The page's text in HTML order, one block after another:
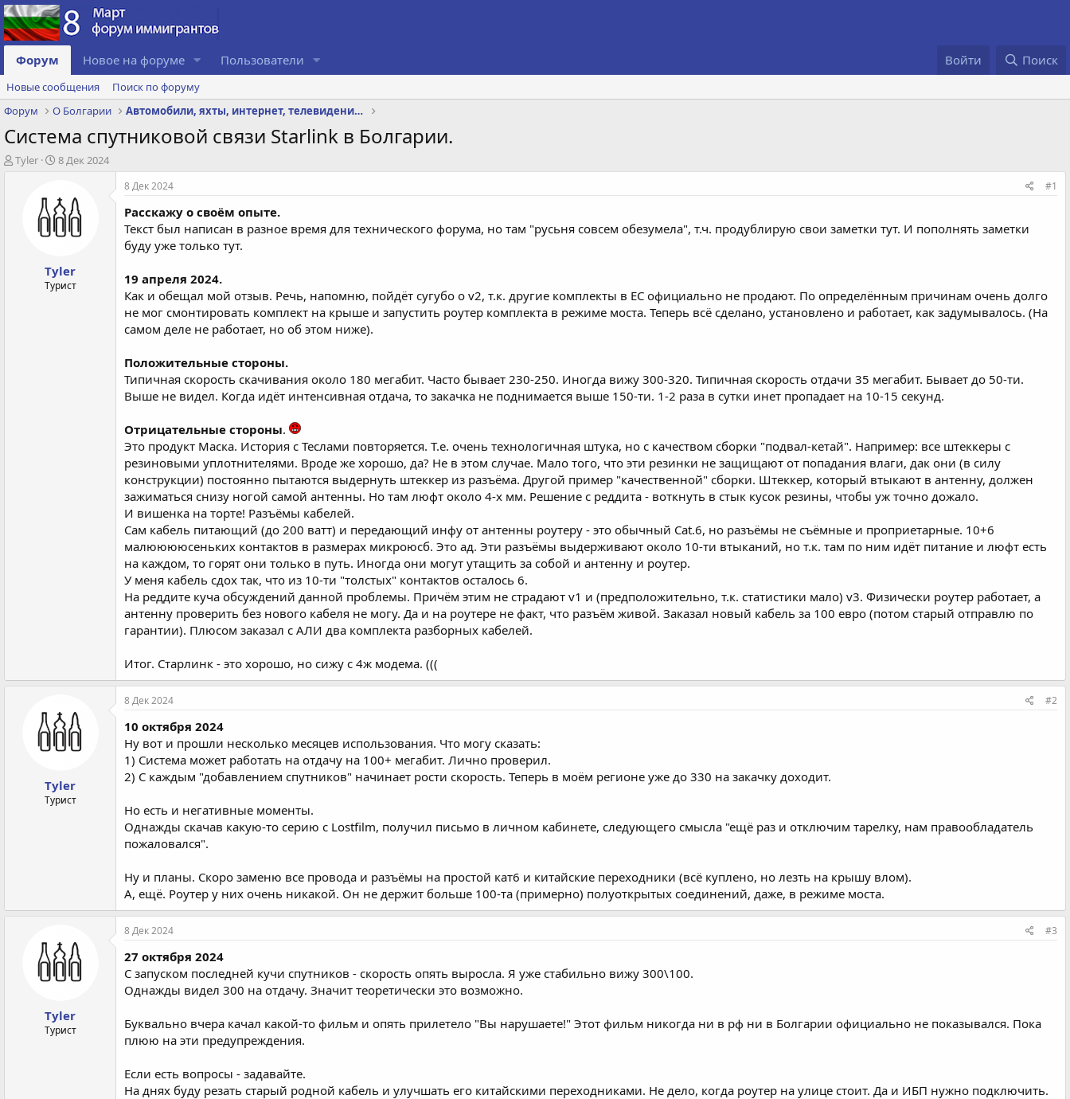
Форум Новое на форуме Пользователи Войти Поиск
Новые сообщения
Поиск по форуму
Форум
О Болгарии Автомобили, яхты, интернет, телевидение, телефон
Система спутниковой связи Starlink в Болгарии.
А
Tyler
Д
а
с
о
а
н
8 Дек 2024
Tyler
Турист
8 Дек 2024 #1
Расскажу о своём опыте.
Текст был написан в разное время для технического форума, но там "русьня совсем обезумела", т.ч. продублирую свои заметки тут. И пополнять заметки
буду уже только тут.
19 апреля 2024.
Как и обещал мой отзыв. Речь, напомню, пойдёт сугубо о v2, т.к. другие комплекты в ЕС официально не продают. По определённым причинам очень долго
не мог смонтировать комплект на крыше и запустить роутер комплекта в режиме моста. Теперь всё сделано, установлено и работает, как задумывалось. (На
самом деле не работает, но об этом ниже).
Положительные стороны.
Типичная скорость скачивания около 180 мегабит. Часто бывает 230-250. Иногда вижу 300-320. Типичная скорость отдачи 35 мегабит. Бывает до 50-ти.
Выше не видел. Когда идёт интенсивная отдача, то закачка не поднимается выше 150-ти. 1-2 раза в сутки инет пропадает на 10-15 секунд.
Отрицательные стороны.
Это продукт Маска. История с Теслами повторяется. Т.е. очень технологичная штука, но с качеством сборки "подвал-кетай". Например: все штеккеры с
резиновыми уплотнителями. Вроде же хорошо, да? Не в этом случае. Мало того, что эти резинки не защищают от попадания влаги, дак они (в силу
конструкции) постоянно пытаются выдернуть штеккер из разъёма. Другой пример "качественной" сборки. Штеккер, который втыкают в антенну, должен
зажиматься снизу ногой самой антенны. Но там люфт около 4-х мм. Решение с реддита - воткнуть в стык кусок резины, чтобы уж точно дожало.
И вишенка на торте! Разъёмы кабелей.
Сам кабель питающий (до 200 ватт) и передающий инфу от антенны роутеру - это обычный Cat.6, но разъёмы не съёмные и проприетарные. 10+6
малююююсеньких контактов в размерах микроюсб. Это ад. Эти разъёмы выдерживают около 10-ти втыканий, но т.к. там по ним идёт питание и люфт есть
на каждом, то горят они только в путь. Иногда они могут утащить за собой и антенну и роутер.
У меня кабель сдох так, что из 10-ти "толстых" контактов осталось 6.
На реддите куча обсуждений данной проблемы. Причём этим не страдают v1 и (предположительно, т.к. статистики мало) v3. Физически роутер работает, а
антенну проверить без нового кабеля не могу. Да и на роутере не факт, что разъём живой. Заказал новый кабель за 100 евро (потом старый отправлю по
гарантии). Плюсом заказал с АЛИ два комплекта разборных кабелей.
Итог. Старлинк - это хорошо, но сижу с 4ж модема. (((
Tyler
Турист
8 Дек 2024 #2
10 октября 2024
Ну вот и прошли несколько месяцев использования. Что могу сказать:
1) Система может работать на отдачу на 100+ мегабит. Лично проверил.
2) С каждым "добавлением спутников" начинает рости скорость. Теперь в моём регионе уже до 330 на закачку доходит.
Но есть и негативные моменты.
Однажды скачав какую-то серию с Lostfilm, получил письмо в личном кабинете, следующего смысла "ещё раз и отключим тарелку, нам правообладатель
пожаловался".
Ну и планы. Скоро заменю все провода и разъёмы на простой кат6 и китайские переходники (всё куплено, но лезть на крышу влом).
А, ещё. Роутер у них очень никакой. Он не держит больше 100-та (примерно) полуоткрытых соединений, даже, в режиме моста.
Tyler
Турист
8 Дек 2024 #3
27 октября 2024
С запуском последней кучи спутников - скорость опять выросла. Я уже стабильно вижу 300\100.
Однажды видел 300 на отдачу. Значит теоретически это возможно.
Буквально вчера качал какой-то фильм и опять прилетело "Вы нарушаете!" Этот фильм никогда ни в рф ни в Болгарии официально не показывался. Пока
плюю на эти предупреждения.
Если есть вопросы - задавайте.
На днях буду резать старый родной кабель и улучшать его китайскими переходниками. Не дело, когда роутер на улице стоит. Да и ИБП нужно подключить.